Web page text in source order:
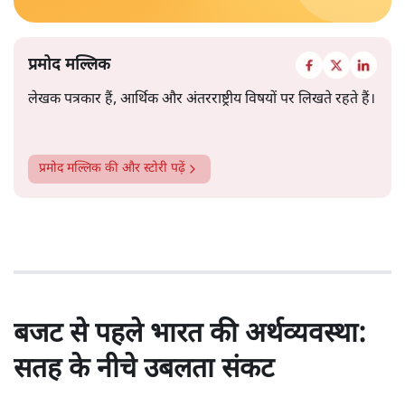
प्रमोद मल्लिक
लेखक पत्रकार हैं, आर्थिक और अंतरराष्ट्रीय विषयों पर लिखते रहते हैं।
प्रमोद मल्लिक की और स्टोरी पढ़ें
बजट से पहले भारत की अर्थव्यवस्था:
सतह के नीचे उबलता संकट